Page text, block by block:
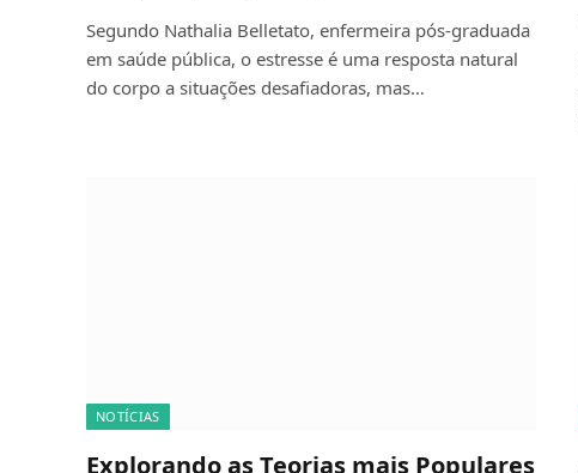
Segundo Nathalia Belletato, enfermeira pós-graduada
em saúde pública, o estresse é uma resposta natural
do corpo a situações desafiadoras, mas…
NOTÍCIAS
Explorando as Teorias mais Populares